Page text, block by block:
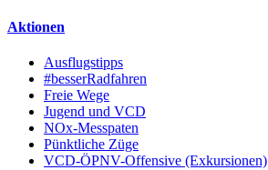
Aktionen
Ausflugstipps
#besserRadfahren
Freie Wege
Jugend und VCD
NOx-Messpaten
Pünktliche Züge
VCD-ÖPNV-Offensive (Exkursionen)